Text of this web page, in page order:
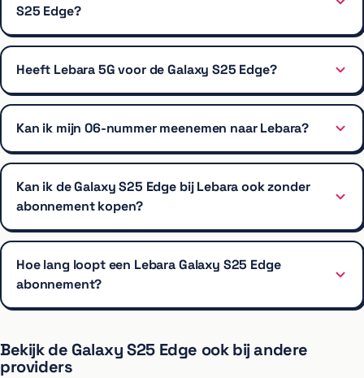
S25 Edge?
Heeft Lebara 5G voor de Galaxy S25 Edge?
Kan ik mijn 06-nummer meenemen naar Lebara?
Kan ik de Galaxy S25 Edge bij Lebara ook zonder
abonnement kopen?
Hoe lang loopt een Lebara Galaxy S25 Edge
abonnement?
Bekijk de Galaxy S25 Edge ook bij andere
providers